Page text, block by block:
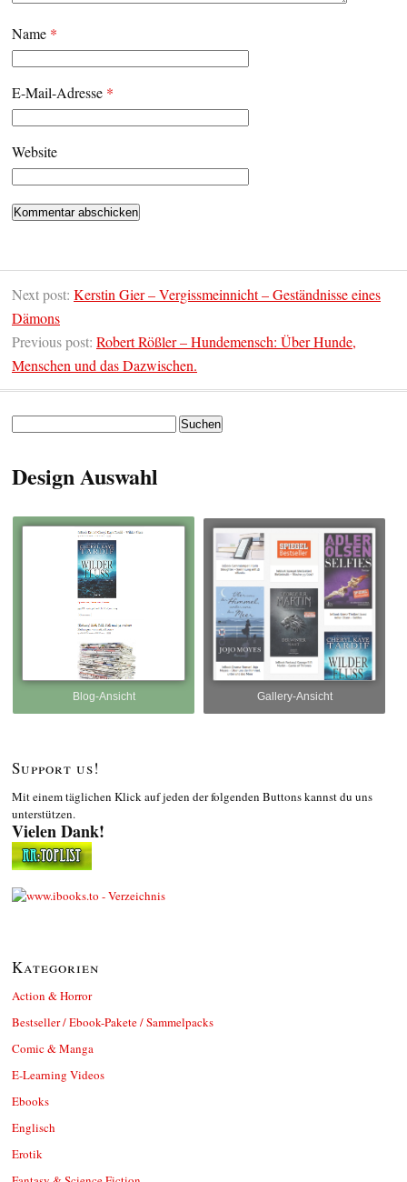
Name *
E-Mail-Adresse *
Website
Next post: Kerstin Gier – Vergissmeinnicht – Geständnisse eines
Dämons
Previous post: Robert Rößler – Hundemensch: Über Hunde,
Menschen und das Dazwischen.
Design Auswahl
Blog-Ansicht Gallery-Ansicht
Support us!
Mit einem täglichen Klick auf jeden der folgenden Buttons kannst du uns
unterstützen.
Vielen Dank!
Kategorien
Action & Horror
Bestseller / Ebook-Pakete / Sammelpacks
Comic & Manga
E-Learning Videos
Ebooks
Englisch
Erotik